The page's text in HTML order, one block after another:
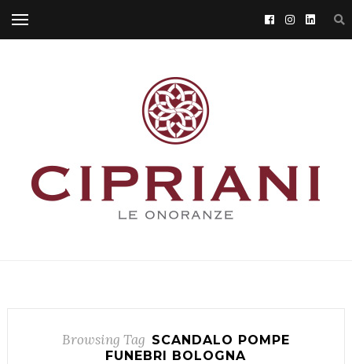
Browsing Tag SCANDALO POMPE
FUNEBRI BOLOGNA